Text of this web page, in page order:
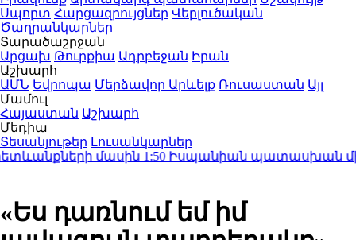
Սպորտ Հարցազրույցներ Վերլուծական
Ծաղրանկարներ
Տարածաշրջան
Արցախ Թուրքիա Ադրբեջան Իրան
Աշխարհ
ԱՄՆ Եվրոպա Մերձավոր Արևելք Ռուսաստան Այլ
Մամուլ
Հայաստան Աշխարհ
Մեդիա
Տեսանյութեր Լուսանկարներ
մասին1:50Իսպանիան պատասխան միջոցներ
«Ես դառնում եմ իմ